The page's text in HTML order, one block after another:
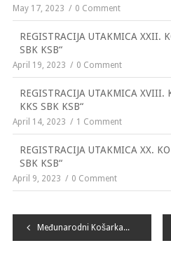
May 17, 2023 0 Comment
REGISTRACIJA UTAKMICA XXII.
SBK KSB“
April 19, 2023 0 Comment
REGISTRACIJA UTAKMICA XVIII.
KKS SBK KSB“
April 14, 2023 1 Comment
REGISTRACIJA UTAKMICA XX.
SBK KSB“
April 9, 2023 0 Comment
Navigacija
Međunarodni Košarkaški kup kraljevskog grada od 22. do 24. veljače